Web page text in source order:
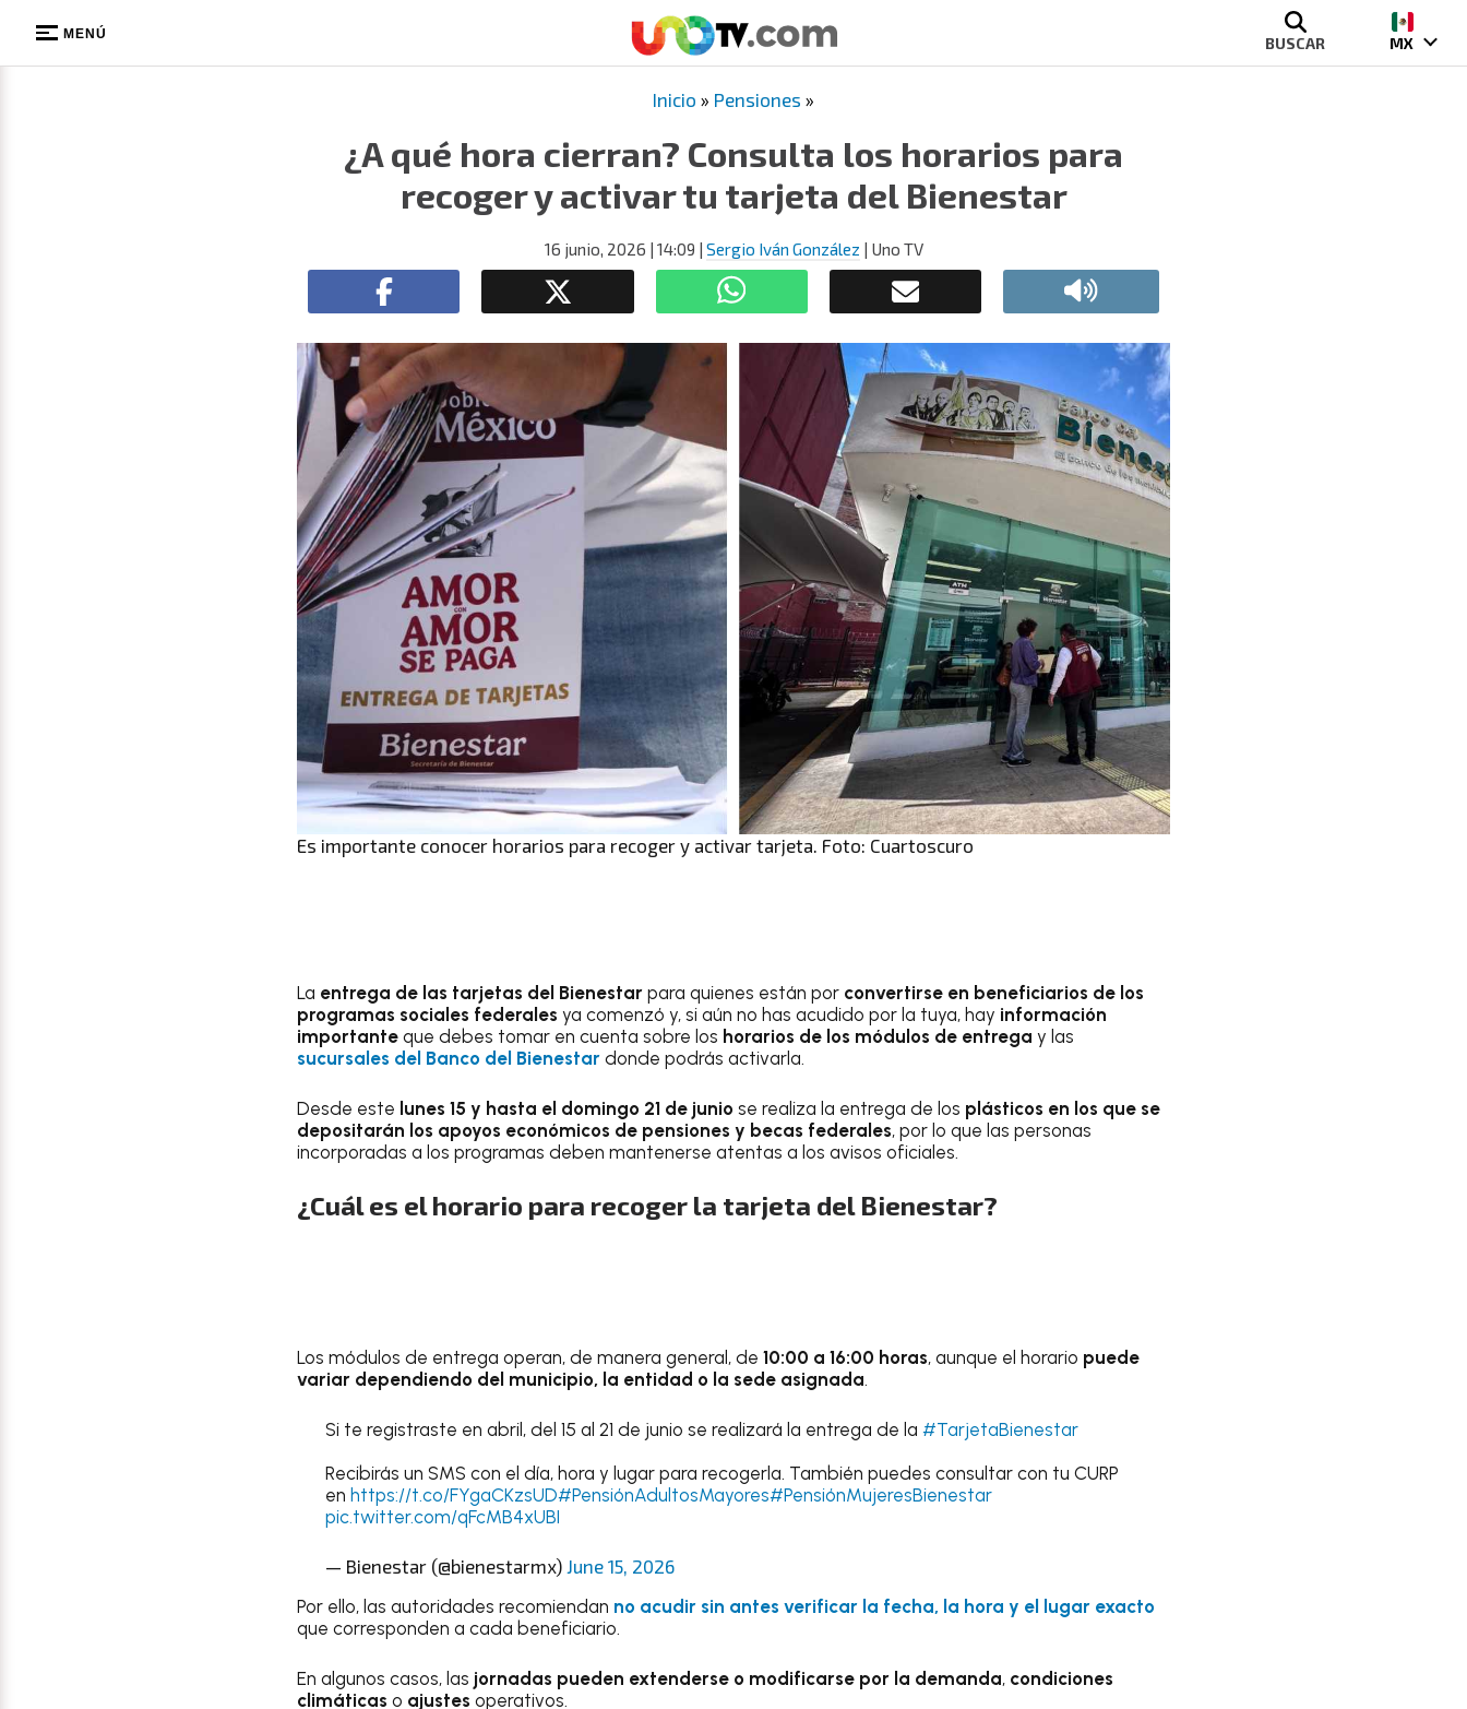
MENÚ BUSCAR MX
Inicio » Pensiones »
¿A qué hora cierran? Consulta los horarios para
recoger y activar tu tarjeta del Bienestar
16 junio, 2026 | 14:09 | Sergio Iván González | Uno TV
Es importante conocer horarios para recoger y activar tarjeta. Foto: Cuartoscuro
La entrega de las tarjetas del Bienestar para quienes están por convertirse en beneficiarios de los
programas sociales federales ya comenzó y, si aún no has acudido por la tuya, hay información
importante que debes tomar en cuenta sobre los horarios de los módulos de entrega y las
sucursales del Banco del Bienestar donde podrás activarla.
Desde este lunes 15 y hasta el domingo 21 de junio se realiza la entrega de los plásticos en los que se
depositarán los apoyos económicos de pensiones y becas federales, por lo que las personas
incorporadas a los programas deben mantenerse atentas a los avisos oficiales.
¿Cuál es el horario para recoger la tarjeta del Bienestar?
Los módulos de entrega operan, de manera general, de 10:00 a 16:00 horas, aunque el horario puede
variar dependiendo del municipio, la entidad o la sede asignada.
Si te registraste en abril, del 15 al 21 de junio se realizará la entrega de la #TarjetaBienestar
Recibirás un SMS con el día, hora y lugar para recogerla. También puedes consultar con tu CURP
en https://t.co/FYgaCKzsUD#PensiónAdultosMayores#PensiónMujeresBienestar
pic.twitter.com/qFcMB4xUBI
— Bienestar (@bienestarmx) June 15, 2026
Por ello, las autoridades recomiendan no acudir sin antes verificar la fecha, la hora y el lugar exacto
que corresponden a cada beneficiario.
En algunos casos, las jornadas pueden extenderse o modificarse por la demanda, condiciones
climáticas o ajustes operativos.